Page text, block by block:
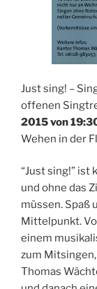
Just sing! –
offenen
2015 von
Wehen in der
“Just sing!” ist
und ohne das
müssen. Spaß
Mittelpunkt.
einem
zum
Thomas